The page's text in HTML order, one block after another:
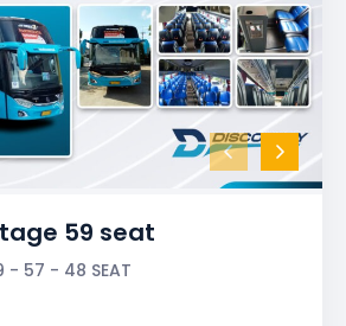
59 seat
- 57 - 48 SEAT